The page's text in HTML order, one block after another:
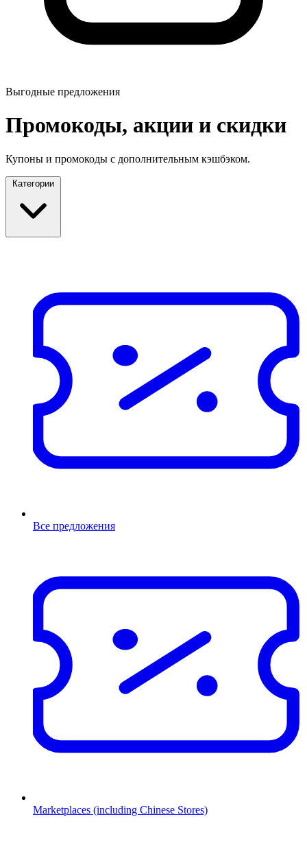
Выгодные предложения
Промокоды, акции и скидки
Купоны и промокоды с дополнительным кэшбэком.
Категории
Все предложения
Marketplaces (including Chinese Stores)